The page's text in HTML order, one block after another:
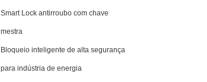
Smart Lock antirroubo com chave
mestra
Bloqueio inteligente de alta segurança
para indústria de energia